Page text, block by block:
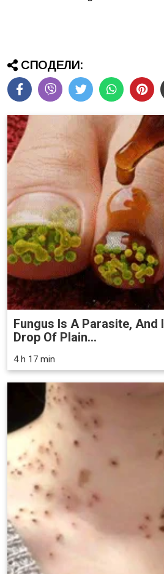
СПОДЕЛИ:
Fungus Is A Parasite, And
Drop Of Plain...
4 h 17 min